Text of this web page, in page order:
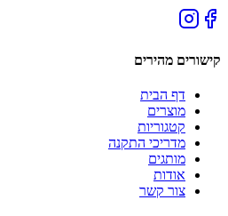
קישורים מהירים
דף הבית
מוצרים
קטגוריות
מדריכי התקנה
מותגים
אודות
צור קשר